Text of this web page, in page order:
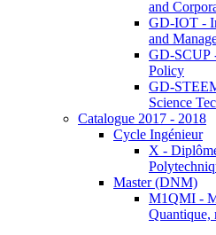
and
GD-IOT -
and
GD-SCUP
Policy
GD-
Science
Catalogue 2017 - 2018
Cycle Ingénieur
X -
Master (DNM)
M1QMI -
Quantique,